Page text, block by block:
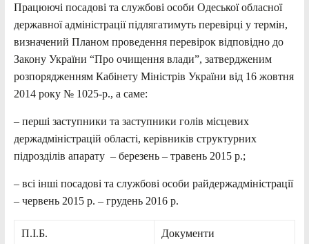
Працюючі посадові та службові особи Одеської обласної
державної адміністрації підлягатимуть перевірці у термін,
визначений Планом проведення перевірок відповідно до
Закону України “Про очищення влади”, затвердженим
розпорядженням Кабінету Міністрів України від 16 жовтня
2014 року № 1025-р., а саме:
– перші заступники та заступники голів місцевих
держадміністрацій області, керівників структурних
підрозділів апарату – березень – травень 2015 р.;
– всі інші посадові та службові особи райдержадміністрації
– червень 2015 р. – грудень 2016 р.
П.І.Б. Документи